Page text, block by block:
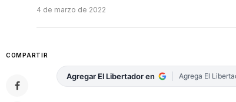
4 de marzo de 2022
COMPARTIR
Agregar El Libertador en Agrega El